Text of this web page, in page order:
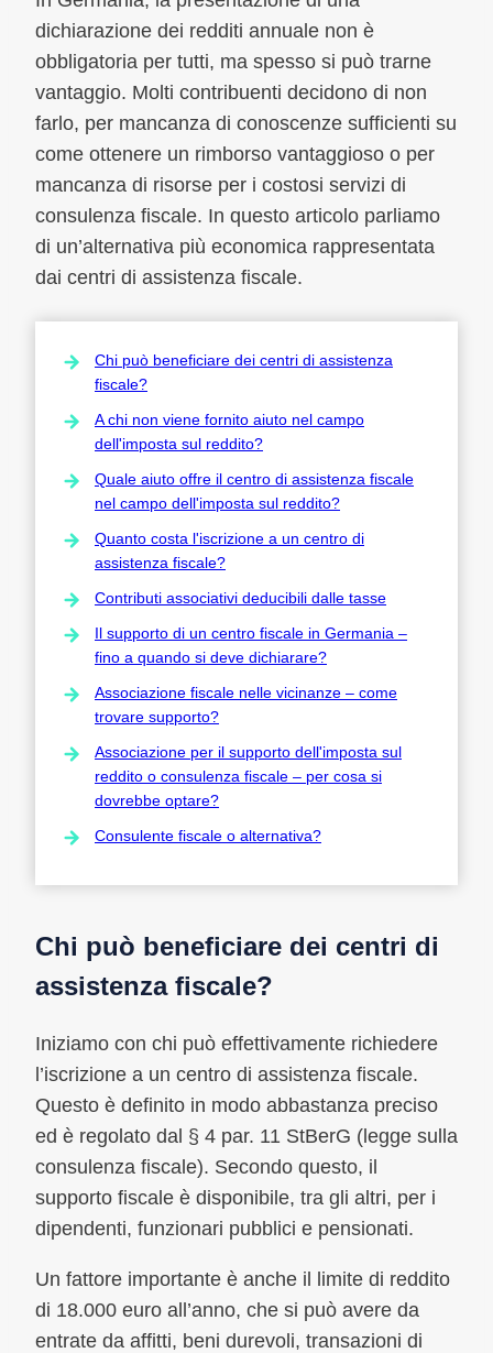
dichiarazione dei redditi annuale non è
obbligatoria per tutti, ma spesso si può trarne
vantaggio. Molti contribuenti decidono di non
farlo, per mancanza di conoscenze sufficienti su
come ottenere un rimborso vantaggioso o per
mancanza di risorse per i costosi servizi di
consulenza fiscale. In questo articolo parliamo
di un’alternativa più economica rappresentata
dai centri di assistenza fiscale.
Chi può beneficiare dei centri di assistenza
fiscale?
A chi non viene fornito aiuto nel campo
dell'imposta sul reddito?
Quale aiuto offre il centro di assistenza fiscale
nel campo dell'imposta sul reddito?
Quanto costa l'iscrizione a un centro di
assistenza fiscale?
Contributi associativi deducibili dalle tasse
Il supporto di un centro fiscale in Germania –
fino a quando si deve dichiarare?
Associazione fiscale nelle vicinanze – come
trovare supporto?
Associazione per il supporto dell'imposta sul
reddito o consulenza fiscale – per cosa si
dovrebbe optare?
Consulente fiscale o alternativa?
Chi può beneficiare dei centri di
assistenza fiscale?
Iniziamo con chi può effettivamente richiedere
l’iscrizione a un centro di assistenza fiscale.
Questo è definito in modo abbastanza preciso
ed è regolato dal § 4 par. 11 StBerG (legge sulla
consulenza fiscale). Secondo questo, il
supporto fiscale è disponibile, tra gli altri, per i
dipendenti, funzionari pubblici e pensionati.
Un fattore importante è anche il limite di reddito
di 18.000 euro all’anno, che si può avere da
entrate da affitti, beni durevoli, transazioni di